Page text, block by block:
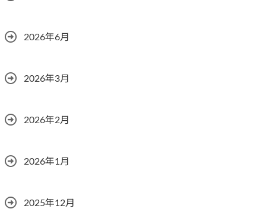
2026年6月
2026年3月
2026年2月
2026年1月
2025年12月